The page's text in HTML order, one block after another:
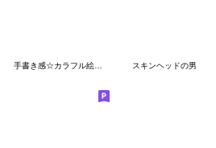
手書き感☆カラフル絵文字☆ スキンヘッドの男